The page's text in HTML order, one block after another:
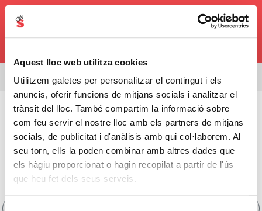
Aquest lloc web utilitza cookies
Utilitzem galetes per personalitzar el contingut i els
anuncis, oferir funcions de mitjans socials i analitzar el
trànsit del lloc. També compartim la informació sobre
com feu servir el nostre lloc amb els partners de mitjans
socials, de publicitat i d'anàlisis amb qui col·laborem. Al
seu torn, ells la poden combinar amb altres dades que
els hàgiu proporcionat o hagin recopilat a partir de l'ús
que heu fet dels seus serveis.
0,00€
Estás viendo el surtido de 08338
Cuidado Personal Accesorios Perfumería Higiene
Esponjas De Baño
Comprar Esponjas De Baño
Online